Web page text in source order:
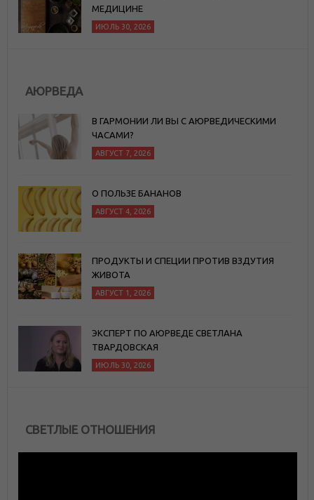
МЕДИЦИНЕ
ИЮЛЬ 30, 2026
АЮРВЕДА
В ГАРМОНИИ ЛИ ВЫ С АЮРВЕДИЧЕСКИМИ
ЧАСАМИ?
АВГУСТ 7, 2026
О ПОЛЬЗЕ БАНАНОВ
АВГУСТ 4, 2026
ПРОДУКТЫ И СПЕЦИИ ПРОТИВ ВЗДУТИЯ
ЖИВОТА
АВГУСТ 1, 2026
ЭКСПЕРТ ПО АЮРВЕДЕ СВЕТЛАНА
ТВАРДОВСКАЯ
ИЮЛЬ 30, 2026
СВЕТЛЫЕ ОТНОШЕНИЯ